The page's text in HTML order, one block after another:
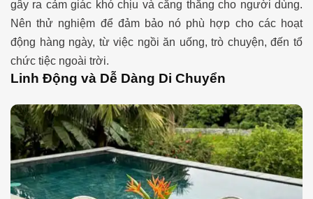
gây ra cảm giác khó chịu và căng thẳng cho người dùng.
Nên thử nghiệm để đảm bảo nó phù hợp cho các hoạt
động hàng ngày, từ việc ngồi ăn uống, trò chuyện, đến tổ
chức tiệc ngoài trời.
Linh Động và Dễ Dàng Di Chuyển